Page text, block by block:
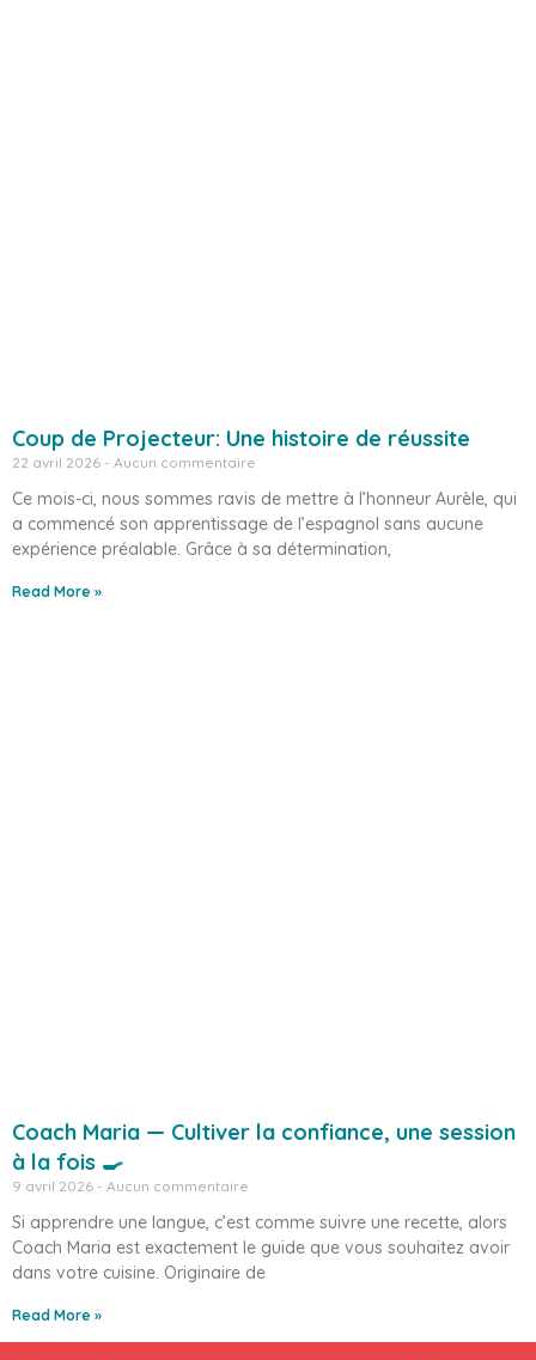
Coup de Projecteur: Une histoire de réussite
22 avril 2026 Aucun commentaire
Ce mois-ci, nous sommes ravis de mettre à l’honneur Aurèle, qui
a commencé son apprentissage de l’espagnol sans aucune
expérience préalable. Grâce à sa détermination,
Read More »
Coach Maria — Cultiver la confiance, une session
à la fois 🍳
9 avril 2026 Aucun commentaire
Si apprendre une langue, c’est comme suivre une recette, alors
Coach Maria est exactement le guide que vous souhaitez avoir
dans votre cuisine. Originaire de
Read More »